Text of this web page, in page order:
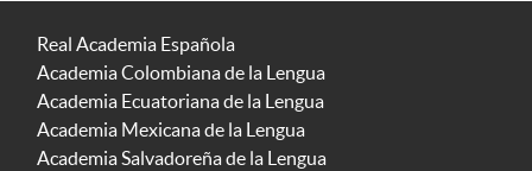
Real Academia Española
Academia Colombiana de la Lengua
Academia Ecuatoriana de la Lengua
Academia Mexicana de la Lengua
Academia Salvadoreña de la Lengua